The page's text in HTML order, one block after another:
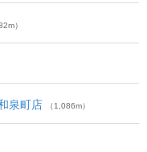
）
泉町店 （1,086m）